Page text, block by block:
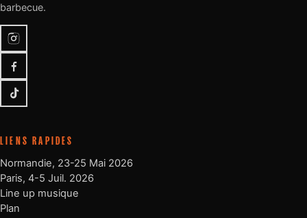
barbecue.
Instagram
Facebook
TikTok
LIENS RAPIDES
Normandie, 23-25 Mai 2026
Paris, 4-5 Juil. 2026
Line up musique
Plan